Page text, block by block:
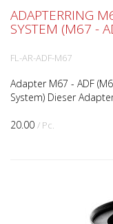
20.00 / Pc.
ADAPTERRING
SYSTEM (M67 -
FL-AR-ADF-M67
Adapter M67 - ADF
System) Dieser
Linsen oder AD